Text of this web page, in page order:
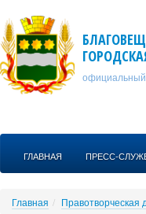
ГЛАВНАЯ ПРЕСС-
Главная Правотворческая